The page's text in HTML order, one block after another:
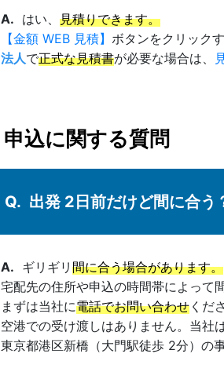
はい、 見積りできます。
【金額 WEB 見積】 ボタンをクリック
法人で正式な見積書が必要な場合は、
申込に関する質問
出発 2日前だけど間に合う
ギリギリ 間に合う場合があります。
宅配先の住所や申込の時間帯によって
まずは当社に電話でお問い合わせ くだ
空港での受け渡しはありません。当社
東京都港区新橋（大門駅徒歩 2分）の